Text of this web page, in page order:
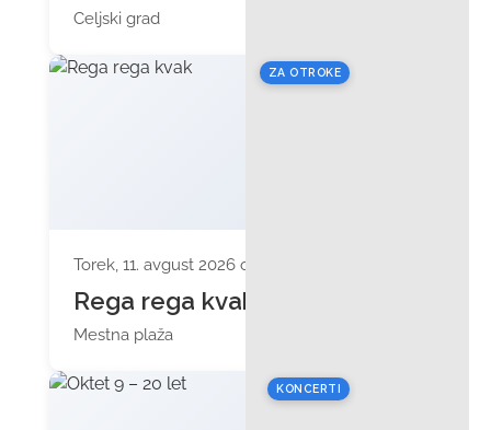
Celjski grad
ZA OTROKE
Torek, 11. avgust 2026 ob 17:00
Rega rega kvak
Mestna plaža
KONCERTI